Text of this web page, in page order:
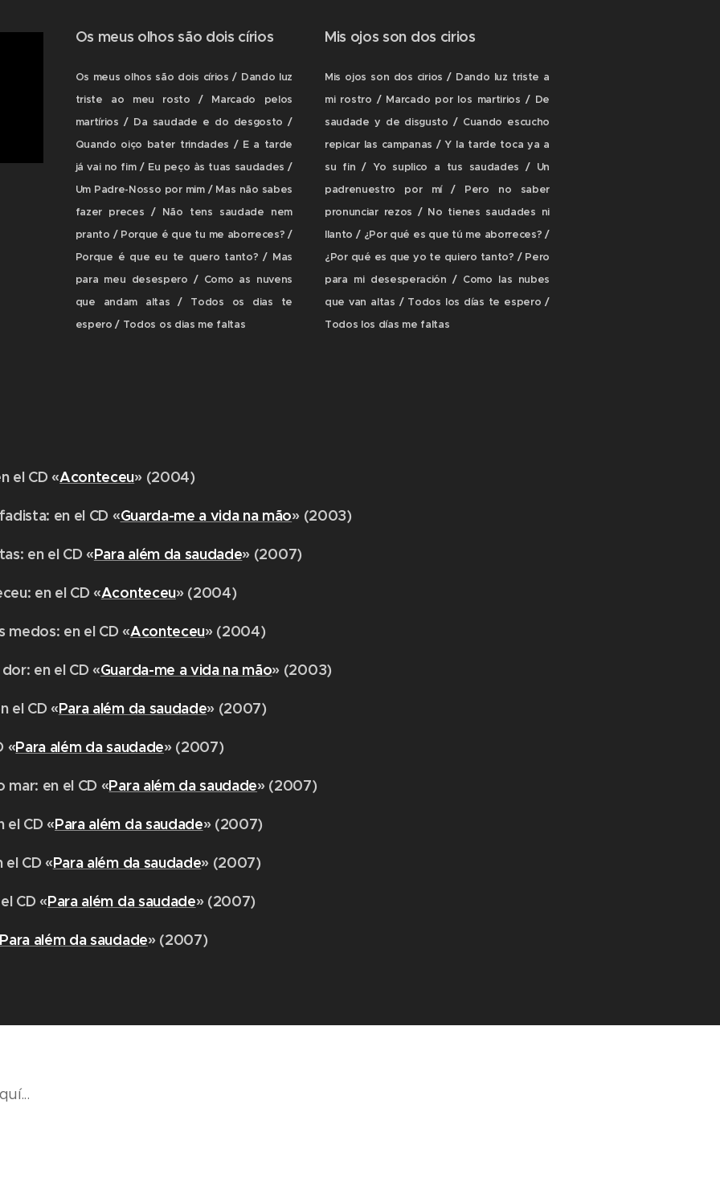
Os meus olhos são dois círios
Os meus olhos são dois círios / Dando luz
triste ao meu rosto / Marcado pelos
martírios / Da saudade e do desgosto /
Quando oiço bater trindades / E a tarde
já vai no fim / Eu peço às tuas saudades /
Um Padre-Nosso por mim / Mas não sabes
fazer preces / Não tens saudade nem
pranto / Porque é que tu me aborreces? /
Porque é que eu te quero tanto? / Mas
para meu desespero / Como as nuvens
que andam altas / Todos os dias te
espero / Todos os dias me faltas
Mis ojos son dos cirios
Mis ojos son dos cirios / Dando luz triste a
mi rostro / Marcado por los martirios / De
saudade y de disgusto / Cuando escucho
repicar las campanas / Y la tarde toca ya a
su fin / Yo suplico a tus saudades / Un
padrenuestro por mí / Pero no saber
pronunciar rezos / No tienes saudades ni
llanto / ¿Por qué es que tú me aborreces? /
¿Por qué es que yo te quiero tanto? / Pero
para mi desesperación / Como las nubes
que van altas / Todos los días te espero /
Todos los días me faltas
el CD «Aconteceu» (2004)
en el CD «Guarda-me a vida na mão» (2003)
en el CD «Para além da saudade» (2007)
en el CD «Aconteceu» (2004)
medos: en el CD «Aconteceu» (2004)
en el CD «Guarda-me a vida na mão» (2003)
el CD «Para além da saudade» (2007)
«Para além da saudade» (2007)
mar: en el CD «Para além da saudade» (2007)
el CD «Para além da saudade» (2007)
CD «Para além da saudade» (2007)
CD «Para além da saudade» (2007)
Para além da saudade» (2007)